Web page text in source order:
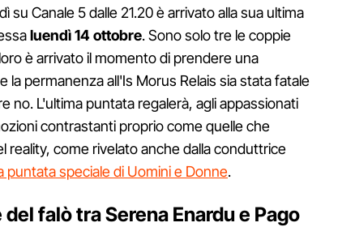
su Canale 5 dalle 21.20 è arrivato alla sua ultima
luendì 14 ottobre. Sono solo tre le coppie
è arrivato il momento di prendere una
la permanenza all'Is Morus Relais sia stata fatale
no. L'ultima puntata regalerà, agli appassionati
contrastanti proprio come quelle che
reality, come rivelato anche dalla conduttrice
puntata speciale di Uomini e Donne.
falò tra Serena Enardu e Pago